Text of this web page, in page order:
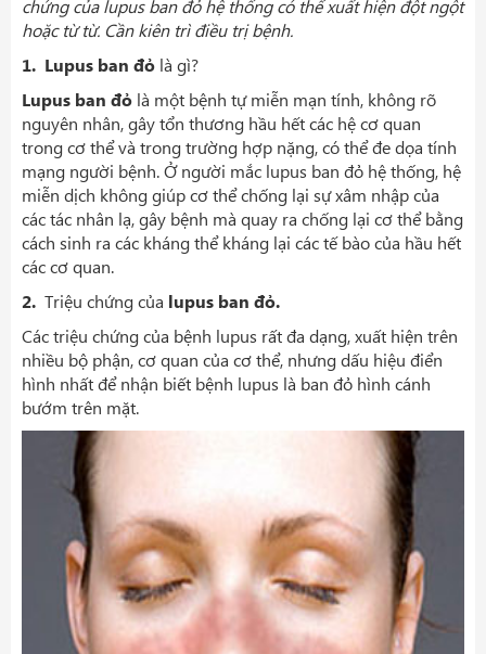
chứng của lupus ban đỏ hệ thống có thể xuất hiện đột ngột
hoặc từ từ. Cần kiên trì điều trị bệnh.
1. Lupus ban đỏ là gì?
Lupus ban đỏ là một bệnh tự miễn mạn tính, không rõ
nguyên nhân, gây tổn thương hầu hết các hệ cơ quan
trong cơ thể và trong trường hợp nặng, có thể đe dọa tính
mạng người bệnh. Ở người mắc lupus ban đỏ hệ thống, hệ
miễn dịch không giúp cơ thể chống lại sự xâm nhập của
các tác nhân lạ, gây bệnh mà quay ra chống lại cơ thể bằng
cách sinh ra các kháng thể kháng lại các tế bào của hầu hết
các cơ quan.
2. Triệu chứng của lupus ban đỏ.
Các triệu chứng của bệnh lupus rất đa dạng, xuất hiện trên
nhiều bộ phận, cơ quan của cơ thể, nhưng dấu hiệu điển
hình nhất để nhận biết bệnh lupus là ban đỏ hình cánh
bướm trên mặt.